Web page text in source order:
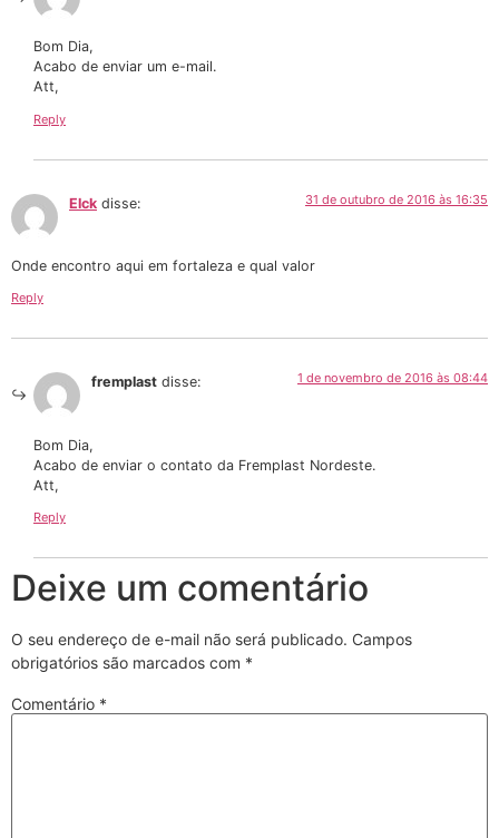
Bom Dia,
Acabo de enviar um e-mail.
Att,
Reply
Elck disse: 31 de outubro de 2016 às 16:35
Onde encontro aqui em fortaleza e qual valor
Reply
fremplast disse: 1 de novembro de 2016 às 08:44
Bom Dia,
Acabo de enviar o contato da Fremplast Nordeste.
Att,
Reply
Deixe um comentário
O seu endereço de e-mail não será publicado. Campos
obrigatórios são marcados com *
Comentário *